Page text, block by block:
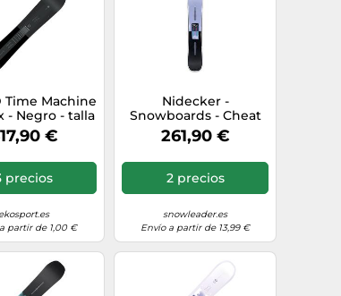
Time Machine
- Negro - talla
2026
€
precios
ekosport.es
partir de 1,00 €
Nidecker -
Snowboards - Cheat
Code Women 2026
para Mujer - Talla 146
146 cm
261,90 €
2 precios
snowleader.es
Envío a partir de 13,99 €